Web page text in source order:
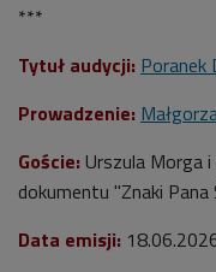
***
Tytuł audycji: Poranek
Prowadzenie:
Goście: Urszula Morga
dokumentu "Znaki Pana
Data emisji: 18